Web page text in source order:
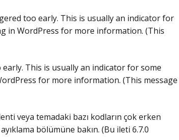
too early. This is usually an indicator for
in WordPress for more information. (This
This is usually an indicator for some
for more information. (This message
veya temadaki bazı kodların çok erken
bölümüne bakın. (Bu ileti 6.7.0